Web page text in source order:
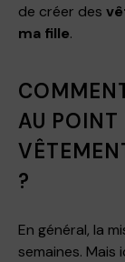
de créer des
ma fille.
AU
?
En général, la
semaines. Mais